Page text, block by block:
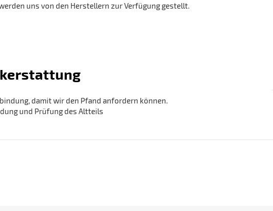
uns von den Herstellern zur Verfügung gestellt.
damit wir den Pfand anfordern können.
und Prüfung des Altteils